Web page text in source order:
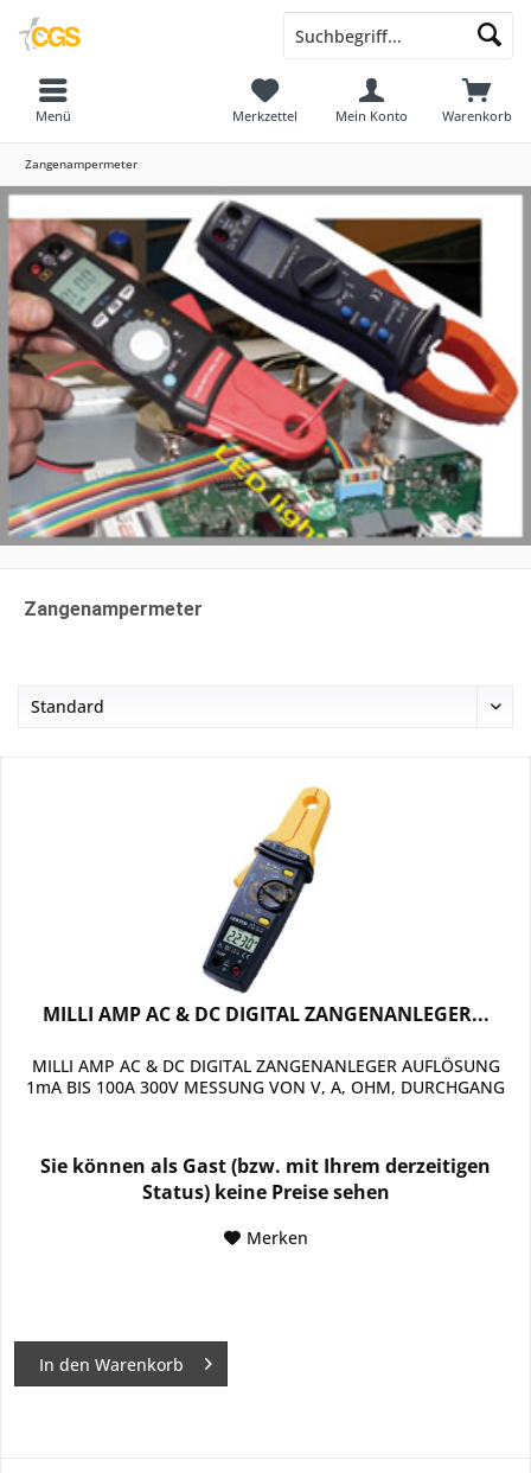
Warenkorb
Merkzettel Mein Konto
Menü
Zangenampermeter
Zangenampermeter
MILLI AMP AC & DC DIGITAL ZANGENANLEGER...
MILLI AMP AC & DC DIGITAL ZANGENANLEGER AUFLÖSUNG
1mA BIS 100A 300V MESSUNG VON V, A, OHM, DURCHGANG
Sie können als Gast (bzw. mit Ihrem derzeitigen
Status) keine Preise sehen
Merken
In den Warenkorb